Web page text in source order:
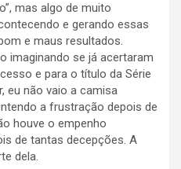
mas algo de muito
e gerando essas
e maus resultados.
imaginando se já acertaram
e para o título da Série
eu não vaio a camisa
a frustração depois de
houve o empenho
de tantas decepções. A
dela.